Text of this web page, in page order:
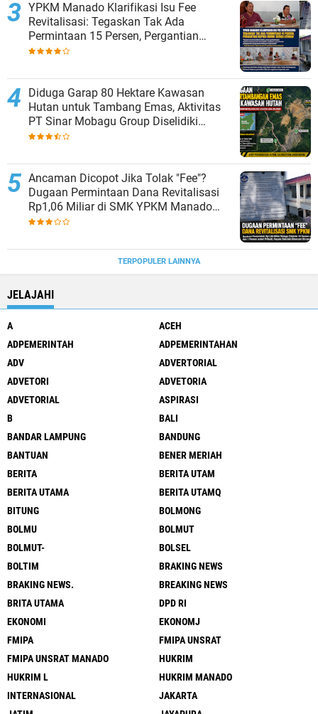
YPKM Manado Klarifikasi Isu Fee
Revitalisasi: Tegaskan Tak Ada
Permintaan 15 Persen, Pergantian
Kepsek Murni Sesuai Aturan
Diduga Garap 80 Hektare Kawasan
Hutan untuk Tambang Emas, Aktivitas
PT Sinar Mobagu Group Diselidiki
Aparat
Ancaman Dicopot Jika Tolak "Fee"?
Dugaan Permintaan Dana Revitalisasi
Rp1,06 Miliar di SMK YPKM Manado
Berpotensi Terseret Kasus Tipikor
TERPOPULER LAINNYA
JELAJAHI
A
ACEH
ADPEMERINTAH
ADPEMERINTAHAN
ADV
ADVERTORIAL
ADVETORI
ADVETORIA
ADVETORIAL
ASPIRASI
B
BALI
BANDAR LAMPUNG
BANDUNG
BANTUAN
BENER MERIAH
BERITA
BERITA UTAM
BERITA UTAMA
BERITA UTAMQ
BITUNG
BOLMONG
BOLMU
BOLMUT
BOLMUT-
BOLSEL
BOLTIM
BRAKING NEWS
BRAKING NEWS.
BREAKING NEWS
BRITA UTAMA
DPD RI
EKONOMI
EKONOMJ
FMIPA
FMIPA UNSRAT
FMIPA UNSRAT MANADO
HUKRIM
HUKRIM L
HUKRIM MANADO
INTERNASIONAL
JAKARTA